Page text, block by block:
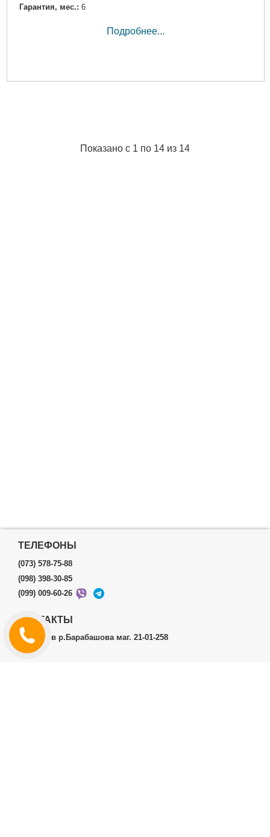
Гарантия, мес.: 6
Подробнее...
Показано с 1 по 14 из 14
ТЕЛЕФОНЫ
(073) 578-75-88
(098) 398-30-85
(099) 009-60-26
КОНТАКТЫ
г.Харьков р.Барабашова маг. 21-01-258